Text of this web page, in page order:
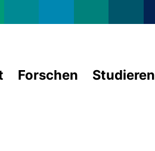
Forschen Studieren